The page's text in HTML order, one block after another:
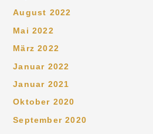
August 2022
Mai 2022
März 2022
Januar 2022
Januar 2021
Oktober 2020
September 2020